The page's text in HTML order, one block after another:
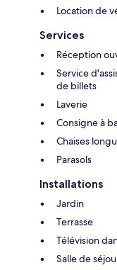
Location de
Services
Réception
Service
de billets
Laverie
Consigne à
Chaises
Parasols
Installations
Jardin
Terrasse
Télévision
Salle de